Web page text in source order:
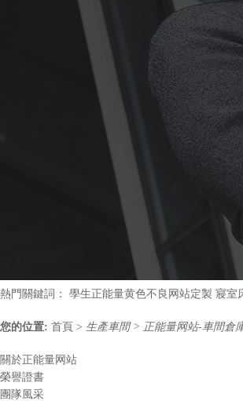
熱門關鍵詞： 學生正能量黄色不良网站定製 寢室
您的位置: 首頁 > 生產車間 > 正能量网站-車間倉
關於正能量网站
榮譽證書
團隊風采